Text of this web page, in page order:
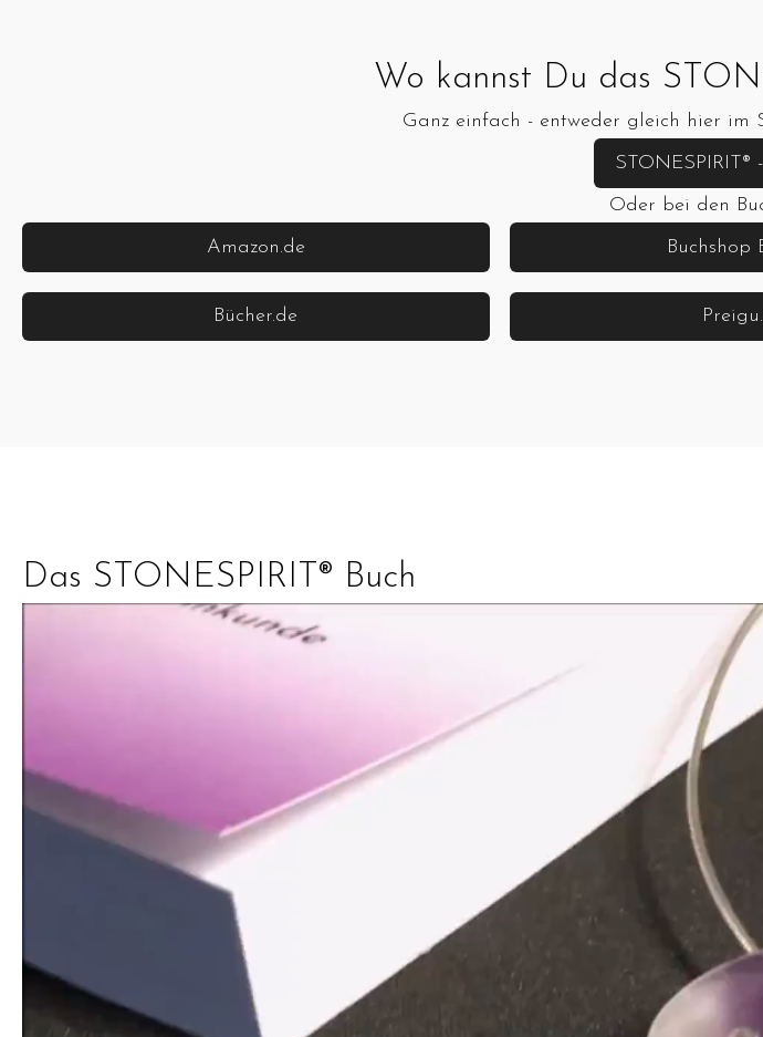
Wo kannst Du das
Ganz einfach - entweder gleich hier im
STONESPIRIT®
Oder bei den
Amazon.de Buchshop
Bücher.de
Das STONESPIRIT® Buch